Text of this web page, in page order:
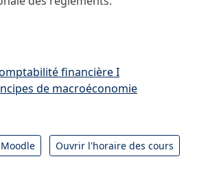
financière I
de macroéconomie
Ouvrir l'horaire des cours